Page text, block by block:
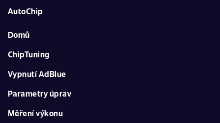
AutoChip
Domů
ChipTuning
Vypnutí AdBlue
Parametry úprav
Měření výkonu